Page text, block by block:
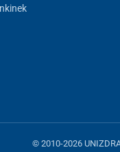
© 2010-2026